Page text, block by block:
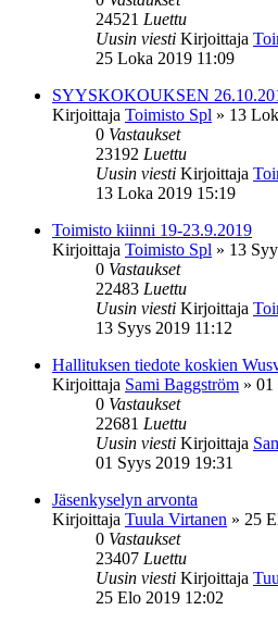
24521 Luettu
Uusin viesti Kirjoittaja
25 Loka 2019 11:09
SYYSKOKOUKSEN
Kirjoittaja Toimisto Spl » 13
0 Vastaukset
23192 Luettu
Uusin viesti Kirjoittaja
13 Loka 2019 15:19
Toimisto kiinni 19-23.9.2019
Kirjoittaja Toimisto Spl » 13
0 Vastaukset
22483 Luettu
Uusin viesti Kirjoittaja
13 Syys 2019 11:12
Hallituksen tiedote koskien
Kirjoittaja Sami Baggström » 01
0 Vastaukset
22681 Luettu
Uusin viesti Kirjoittaja
01 Syys 2019 19:31
Jäsenkyselyn arvonta
Kirjoittaja Tuula Virtanen » 25
0 Vastaukset
23407 Luettu
Uusin viesti Kirjoittaja
25 Elo 2019 12:02